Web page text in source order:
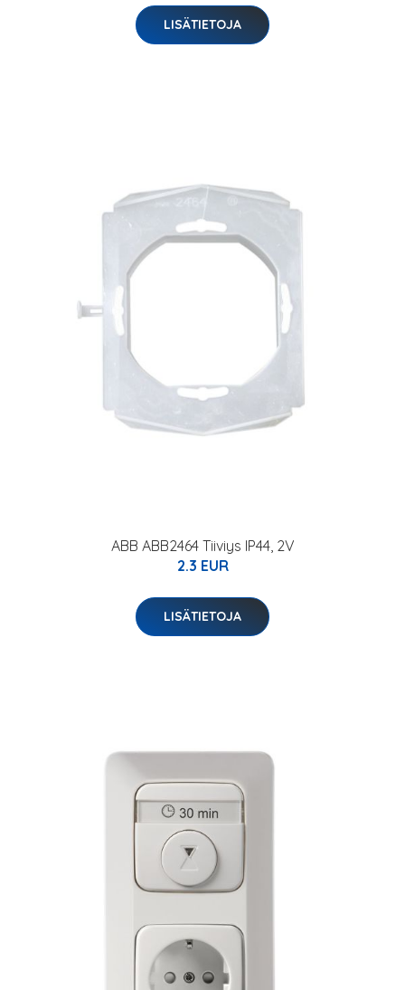
LISÄTIETOJA
ABB ABB2464 Tiiviys IP44, 2V
2.3 EUR
LISÄTIETOJA